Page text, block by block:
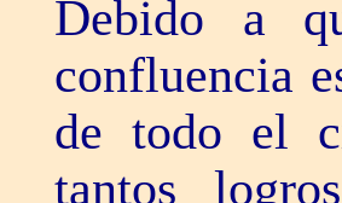
Debido a
confluencia
de todo el
tantos